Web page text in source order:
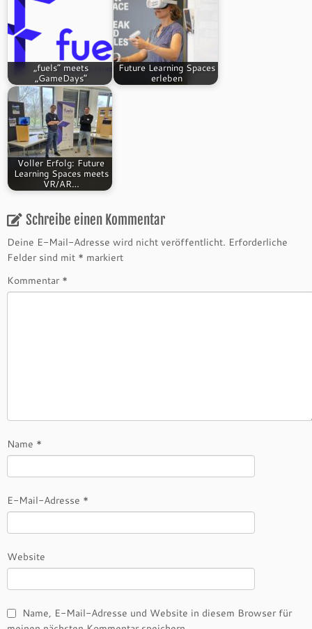
„fuels“ meets
„GameDays“
Future Learning Spaces
erleben
Voller Erfolg: Future
Learning Spaces meets
VR/AR…
Schreibe einen Kommentar
Deine E-Mail-Adresse wird nicht veröffentlicht. Erforderliche
Felder sind mit * markiert
Kommentar *
Name *
E-Mail-Adresse *
Website
Name, E-Mail-Adresse und Website in diesem Browser für